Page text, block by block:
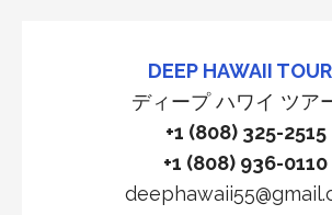
DEEP HAWAII
ディープ ハワイ ツア
+1 (808) 325-2515
+1 (808) 936-0110